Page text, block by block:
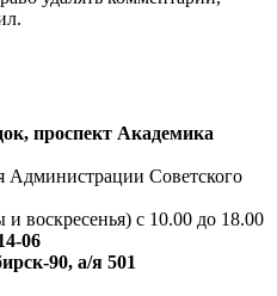
проспект Академика
Администрации Советского
с 10.00 до 18.00
06
90, а/я 501